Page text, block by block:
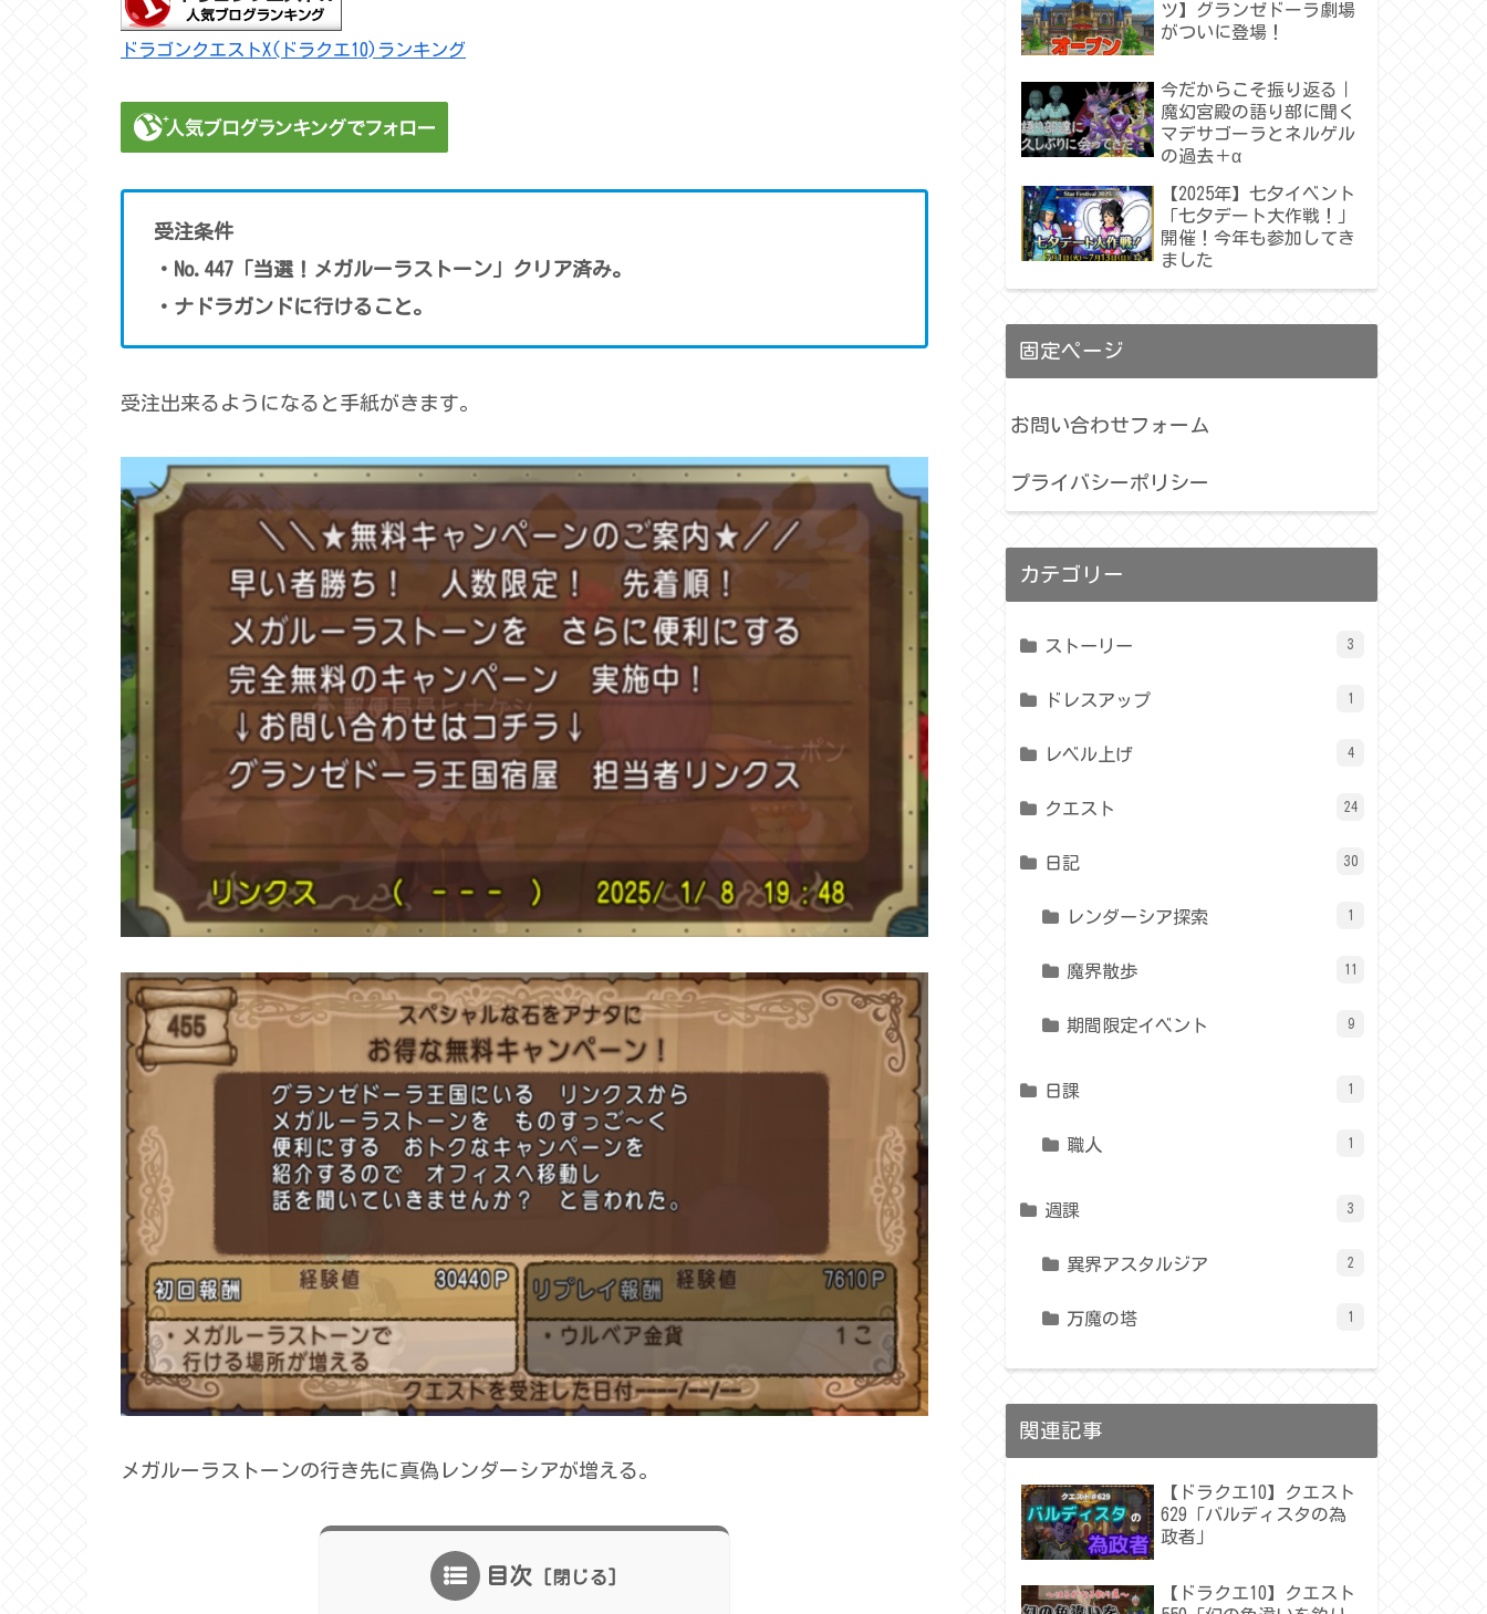
ドラゴンクエストX(ドラクエ10)ランキング
受注条件
・No.447「当選！メガルーラストーン」クリア済み。
・ナドラガンドに行けること。
受注出来るようになると手紙がきます。
メガルーラストーンの行き先に真偽レンダーシアが増える。
目次
ツ】グランゼドーラ劇場
がついに登場！
今だからこそ振り返る｜
魔幻宮殿の語り部に聞く
マデサゴーラとネルゲル
の過去＋α
【2025年】七夕イベント
「七夕デート大作戦！」
開催！今年も参加してき
ました
固定ページ
お問い合わせフォーム
プライバシーポリシー
カテゴリー
ストーリー 3
ドレスアップ 1
レベル上げ 4
クエスト 24
日記 30
レンダーシア探索 1
魔界散歩 11
期間限定イベント 9
日課 1
職人 1
週課 3
異界アスタルジア 2
万魔の塔 1
関連記事
【ドラクエ10】クエスト
629「バルディスタの為
政者」
【ドラクエ10】クエスト